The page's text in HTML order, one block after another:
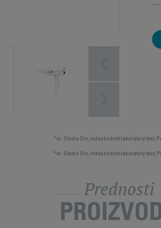
*vs. Studio Dry, independent laboratory test,
*vs. Studio Dry, independent laboratory test,
Prednosti